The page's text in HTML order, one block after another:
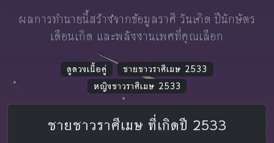
ผลการทำนายนี้สร้างจากข้อมูลราศี วันเกิด ปีนักษัตร
เดือนเกิด และพลังงานเพศที่คุณเลือก
ดูดวงเนื้อคู่
ชายชาวราศีเมษ 2533
หญิงชาวราศีเมษ 2533
ชายชาวราศีเมษ ที่เกิดปี 2533